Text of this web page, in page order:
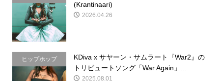
介
(Krantinaari)
2026.04.26
ヒップホップ
KDiva x サヤーン・サムラート『War2』の
トリビュートソング「War Again」...
2025.08.01